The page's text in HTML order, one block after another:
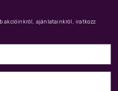
akcióinkról, ajánlatainkról, iratkozz